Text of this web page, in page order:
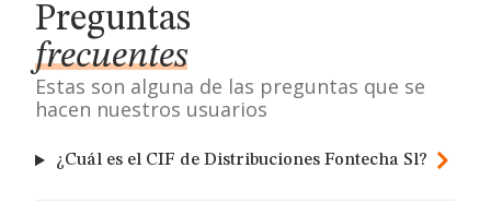
Preguntas
frecuentes
Estas son alguna de las preguntas que se
hacen nuestros usuarios
¿Cuál es el CIF de Distribuciones Fontecha Sl?